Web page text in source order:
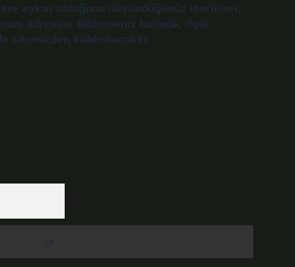
aykırı olduğunu düşündüğünüz içerikleri,
adresine bildirmeniz halinde, ilgili
kaldırılacaktır.